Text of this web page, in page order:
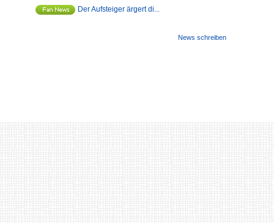
Der Aufsteiger ärgert di...
News schreiben